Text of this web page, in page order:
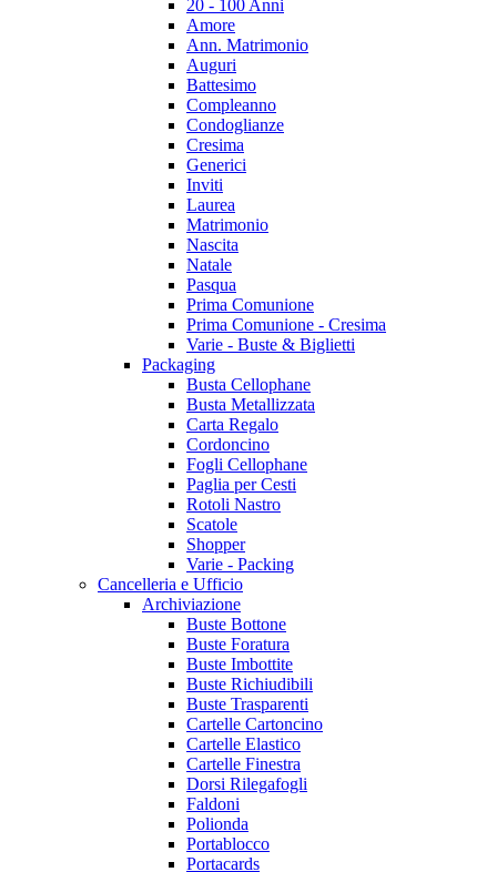
20 - 100 Anni
Amore
Ann. Matrimonio
Auguri
Battesimo
Compleanno
Condoglianze
Cresima
Generici
Inviti
Laurea
Matrimonio
Nascita
Natale
Pasqua
Prima Comunione
Prima Comunione - Cresima
Varie - Buste & Biglietti
Packaging
Busta Cellophane
Busta Metallizzata
Carta Regalo
Cordoncino
Fogli Cellophane
Paglia per Cesti
Rotoli Nastro
Scatole
Shopper
Varie - Packing
Cancelleria e Ufficio
Archiviazione
Buste Bottone
Buste Foratura
Buste Imbottite
Buste Richiudibili
Buste Trasparenti
Cartelle Cartoncino
Cartelle Elastico
Cartelle Finestra
Dorsi Rilegafogli
Faldoni
Polionda
Portablocco
Portacards